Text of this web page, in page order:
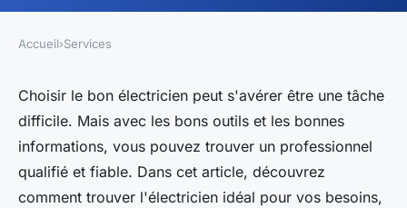
Accueil›Services
Choisir le bon électricien peut s'avérer être une tâche
difficile. Mais avec les bons outils et les bonnes
informations, vous pouvez trouver un professionnel
qualifié et fiable. Dans cet article, découvrez
comment trouver l'électricien idéal pour vos besoins,